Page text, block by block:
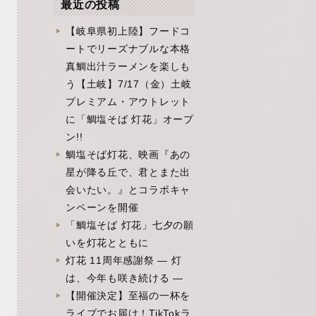
最近の投稿
【岐阜県初上陸】フードコ
ートでリーズナブルな本格
真鯛出汁ラーメンを楽しも
う【土岐】7/17（金）土岐
プレミアム・アウトレット
に「鯛塩そば 灯花」オープ
ン!!
鯛塩そば灯花、映画『あの
星が降る丘で、君とまた出
会いたい。』とコラボキャ
ンペーンを開催
「鯛塩そば 灯花」七夕の願
いを灯花とともに
灯花 11周年感謝祭 ― 灯
は、今年も咲き続ける ―
【開催決定】至福の一杯を
ライブでお届け！TikTokラ